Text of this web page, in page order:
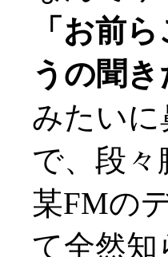
「お前
うの聞
みたい
で、段
某FMの
て全然